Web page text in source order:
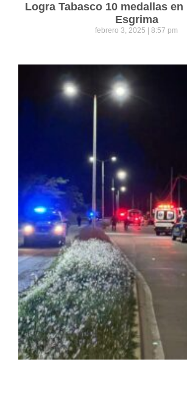
Logra Tabasco 10 medallas
Esgrima
febrero 3, 2025 8:57 pm